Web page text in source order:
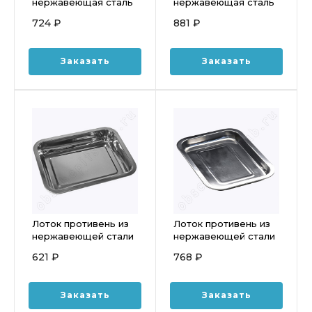
Weltime, WLT-00011
724 ₽
Заказать
WLT-00012
881 ₽
Заказать
Лоток противень из
нержавеющей стали
Luxstahl кт337
621 ₽
Заказать
Лоток противень из
нержавеющей стали
Luxstahl кт382
768 ₽
Заказать